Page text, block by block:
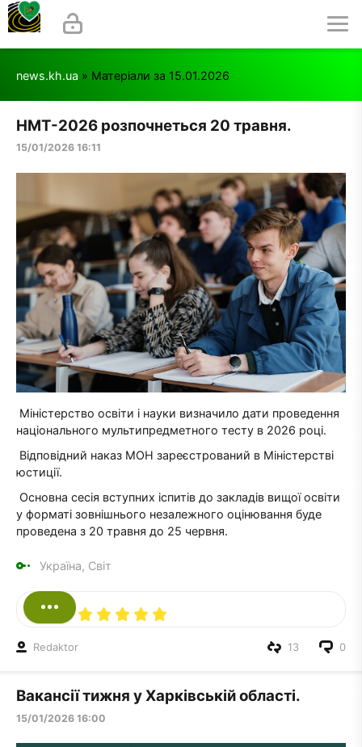
news.kh.ua » Матеріали за 15.01.2026
НМТ-2026 розпочнеться 20 травня.
15/01/2026 16:11
Міністерство освіти і науки визначило дати проведення
національного мультипредметного тесту в 2026 році.
Відповідний наказ МОН зареєстрований в Міністерстві
юстиції.
Основна сесія вступних іспитів до закладів вищої освіти
у форматі зовнішнього незалежного оцінювання буде
проведена з 20 травня до 25 червня.
Україна, Світ
Redaktor 0
13
Вакансії тижня у Харківській області.
15/01/2026 16:00